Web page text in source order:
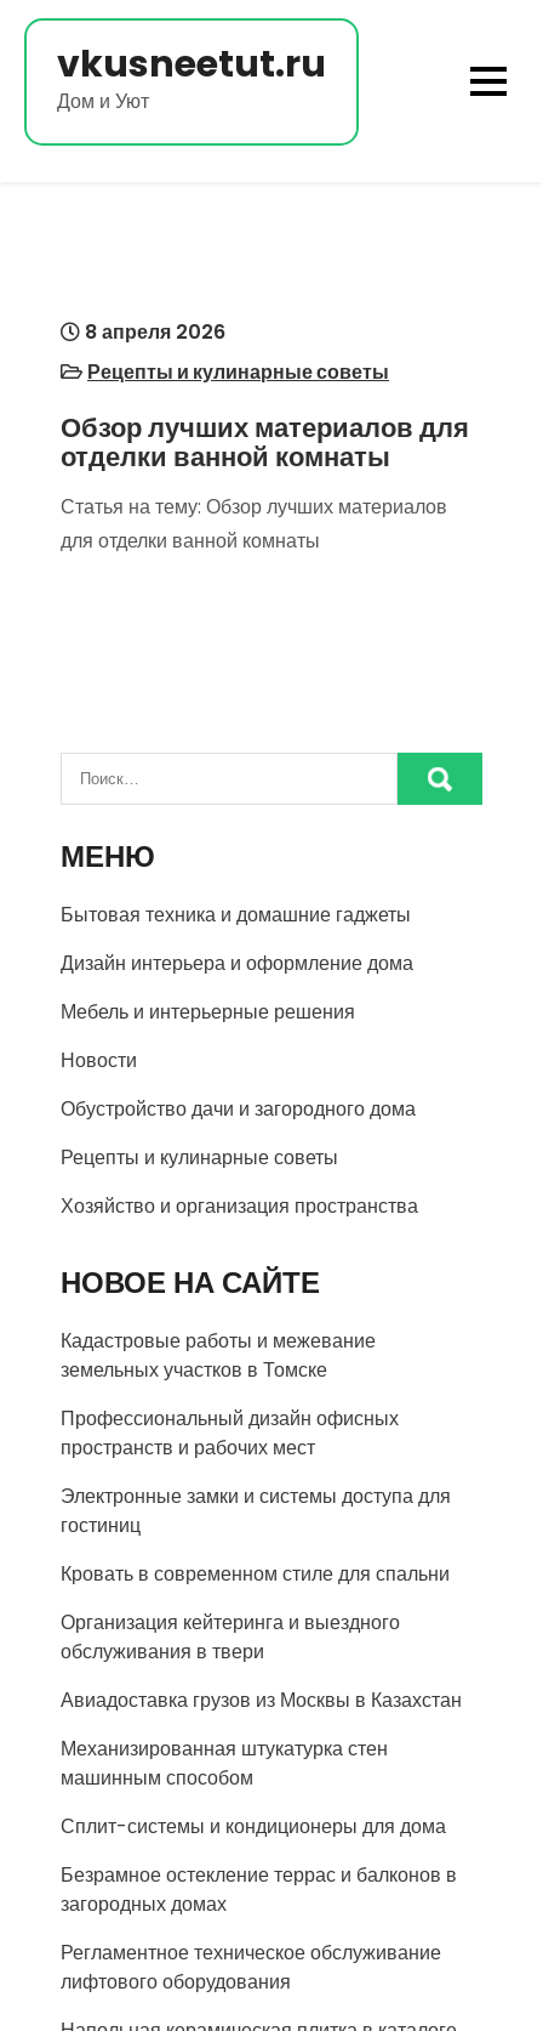
Перейти
содержимому
vkusneetut.ru
Дом и Уют
8 апреля 2026
Рецепты и кулинарные советы
Обзор лучших материалов для
отделки ванной комнаты
Статья на тему: Обзор лучших материалов
для отделки ванной комнаты
МЕНЮ
Бытовая техника и домашние гаджеты
Дизайн интерьера и оформление дома
Мебель и интерьерные решения
Новости
Обустройство дачи и загородного дома
Рецепты и кулинарные советы
Хозяйство и организация пространства
НОВОЕ НА САЙТЕ
Кадастровые работы и межевание
земельных участков в Томске
Профессиональный дизайн офисных
пространств и рабочих мест
Электронные замки и системы доступа для
гостиниц
Кровать в современном стиле для спальни
Организация кейтеринга и выездного
обслуживания в твери
Авиадоставка грузов из Москвы в Казахстан
Механизированная штукатурка стен
машинным способом
Сплит-системы и кондиционеры для дома
Безрамное остекление террас и балконов в
загородных домах
Регламентное техническое обслуживание
лифтового оборудования